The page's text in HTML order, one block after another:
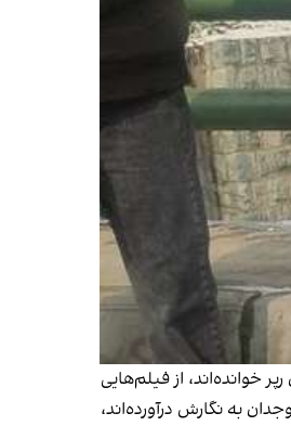
خوانده‌اند، از فیلم‌هایی
به نگارش درآورده‌اند،